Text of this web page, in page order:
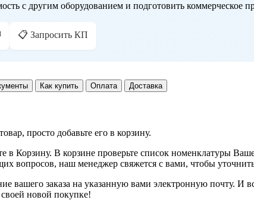
с другим оборудованием и подготовить коммерческое
📋 Запросить КП
Как купить Оплата Доставка
просто добавьте его в корзину.
в Корзину. В корзине проверьте список номенклатуры
вопросов, наш менеджер свяжется с вами, чтобы
вашего заказа на указанную вами электронную почту. И
новой покупке!